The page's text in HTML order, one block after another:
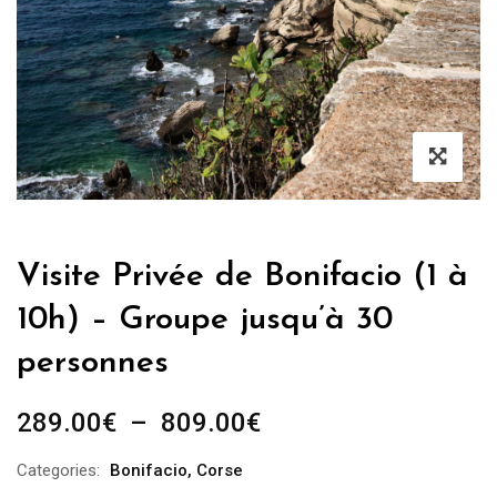
Visite Privée de Bonifacio (1 à
10h) – Groupe jusqu’à 30
personnes
289.00€ – 809.00€Plage
Categories: Bonifacio, Corse